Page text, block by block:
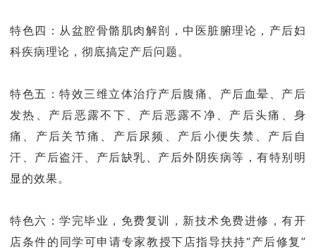
特色四：从盆腔骨骼肌肉解剖，中医脏腑理论，产后妇
科疾病理论，彻底搞定产后问题。
特色五：特效三维立体治疗产后腹痛、产后血晕、产后
发热、产后恶露不下、产后恶露不净、产后头痛、身
痛、产后关节痛、产后尿频、产后小便失禁、产后自
汗、产后盗汗、产后缺乳、产后外阴疾病等，有特别明
显的效果。
特色六：学完毕业，免费复训，新技术免费进修，有开
店条件的同学可申请专家教授下店指导扶持“产后修复”